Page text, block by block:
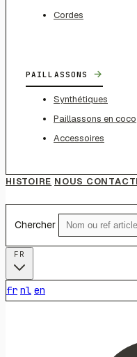
Cordes
PAILLASSONS →
Synthétiques
Paillassons en coco
Accessoires
HISTOIRE NOUS
Chercher
fr nl en